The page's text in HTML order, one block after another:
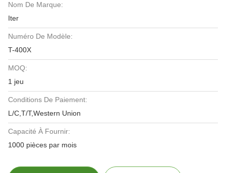
Nom De Marque:
Iter
Numéro De Modèle:
T-400X
MOQ:
1 jeu
Conditions De Paiement:
L/C,T/T,Western Union
Capacité À Fournir:
1000 pièces par mois